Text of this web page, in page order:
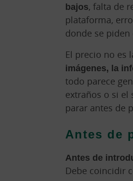
bajos, falta de
plataforma,
donde se piden
El precio no es
imágenes, la
todo parece
extraños o si
parar antes de
Antes de
Antes de
Debe coincidir